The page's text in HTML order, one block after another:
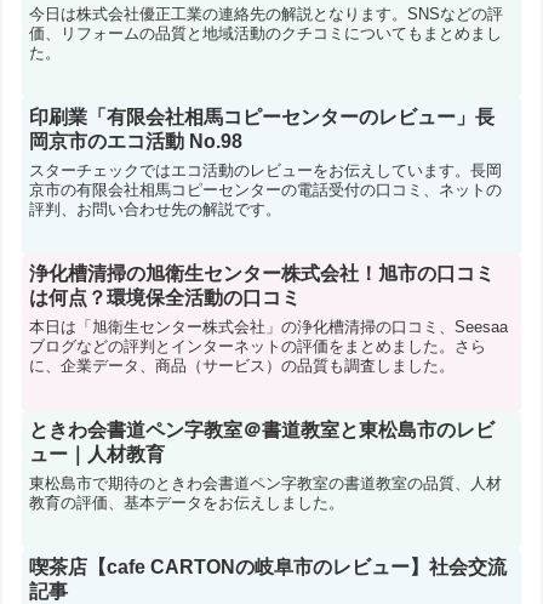
今日は株式会社優正工業の連絡先の解説となります。SNSなどの評
価、リフォームの品質と地域活動のクチコミについてもまとめまし
た。
印刷業「有限会社相馬コピーセンターのレビュー」長
岡京市のエコ活動 No.98
スターチェックではエコ活動のレビューをお伝えしています。長岡
京市の有限会社相馬コピーセンターの電話受付の口コミ、ネットの
評判、お問い合わせ先の解説です。
浄化槽清掃の旭衛生センター株式会社！旭市の口コミ
は何点？環境保全活動の口コミ
本日は「旭衛生センター株式会社」の浄化槽清掃の口コミ、Seesaa
ブログなどの評判とインターネットの評価をまとめました。さら
に、企業データ、商品（サービス）の品質も調査しました。
ときわ会書道ペン字教室＠書道教室と東松島市のレビ
ュー｜人材教育
東松島市で期待のときわ会書道ペン字教室の書道教室の品質、人材
教育の評価、基本データをお伝えしました。
喫茶店【cafe CARTONの岐阜市のレビュー】社会交流
記事